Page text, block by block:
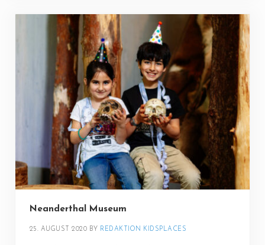
Neanderthal Museum
25. AUGUST 2020 BY REDAKTION KIDSPLACES